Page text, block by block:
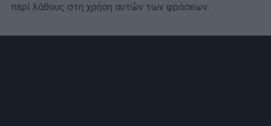
περί λάθους στη χρήση αυτών των φράσεων.